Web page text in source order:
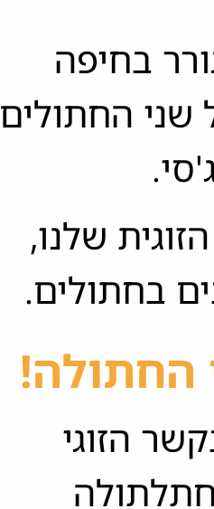
בחיפה
שני החתולים
שלנו,
בחתולים.
החתולה!
הזוגי
חתלתולה